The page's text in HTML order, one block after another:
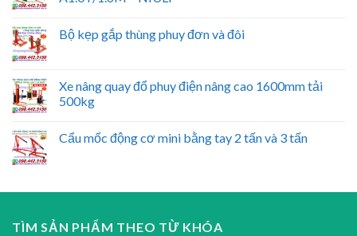
Bộ kẹp gắp thùng phuy đơn và đôi
Xe nâng quay đổ phuy điện nâng cao 1600mm tải
500kg
Cẩu mốc động cơ mini bằng tay 2 tấn và 3 tấn
TÌM SẢN PHẨM THEO TỪ KHÓA